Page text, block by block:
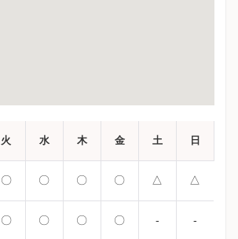
火 水 木 金 土 日
〇 〇 〇 〇 △ △
〇 〇 〇 〇 - -